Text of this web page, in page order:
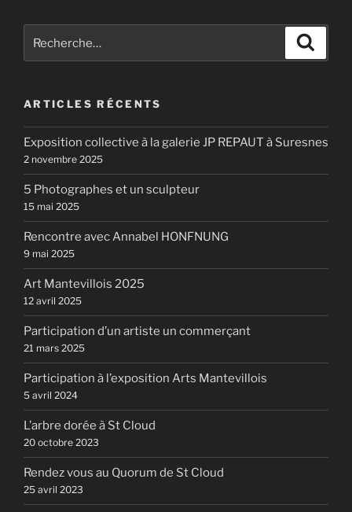
pour
ARTICLES RÉCENTS
Exposition collective à la galerie JP REPAUT à Suresnes
2 novembre 2025
5 Photographes et un sculpteur
15 mai 2025
Rencontre avec Annabel HONFNUNG
9 mai 2025
Art Mantevillois 2025
12 avril 2025
Participation d’un artiste un commerçant
21 mars 2025
Participation à l’exposition Arts Mantevillois
5 avril 2024
L’arbre dorée à St Cloud
20 octobre 2023
Rendez vous au Quorum de St Cloud
25 avril 2023